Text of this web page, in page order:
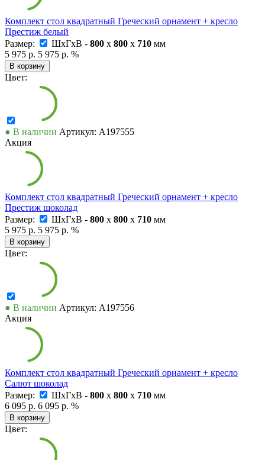
Комплект стол квадратный Греческий орнамент + кресло
Престиж белый
Размер:
ШxГxВ - 800 x 800 x 710 мм
5 975 р. 5 975 р. %
В корзину
Цвет:
● В наличии Артикул: А197555
Акция
Комплект стол квадратный Греческий орнамент + кресло
Престиж шоколад
Размер:
ШxГxВ - 800 x 800 x 710 мм
5 975 р. 5 975 р. %
В корзину
Цвет:
● В наличии Артикул: А197556
Акция
Комплект стол квадратный Греческий орнамент + кресло
Салют шоколад
Размер:
ШxГxВ - 800 x 800 x 710 мм
6 095 р. 6 095 р. %
В корзину
Цвет: